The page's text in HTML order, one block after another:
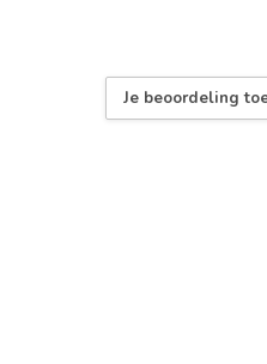
Je beoordeling